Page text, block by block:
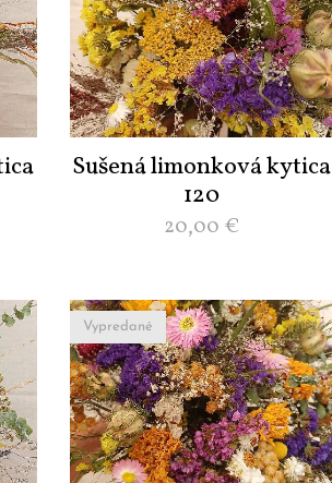
Sušená limonková kytica
120
20,00 €
Vypredané